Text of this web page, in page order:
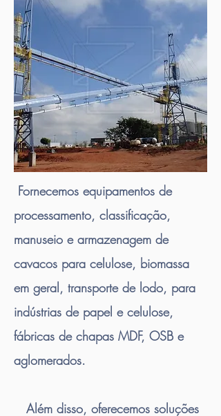
Fornecemos equipamentos de
processamento, classificação,
manuseio e armazenagem de
cavacos para celulose, biomassa
em geral, transporte de lodo, para
indústrias de papel e celulose,
fábricas de chapas MDF, OSB e
aglomerados. ​​
Além disso, oferecemos soluções